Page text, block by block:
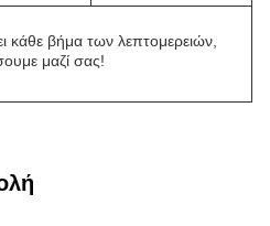
κάθε βήμα των λεπτομερειών,
μαζί σας!